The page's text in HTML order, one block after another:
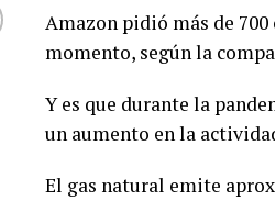
Amazon pidió más de
momento, según la
Y es que durante la
un aumento en la
El gas natural emite